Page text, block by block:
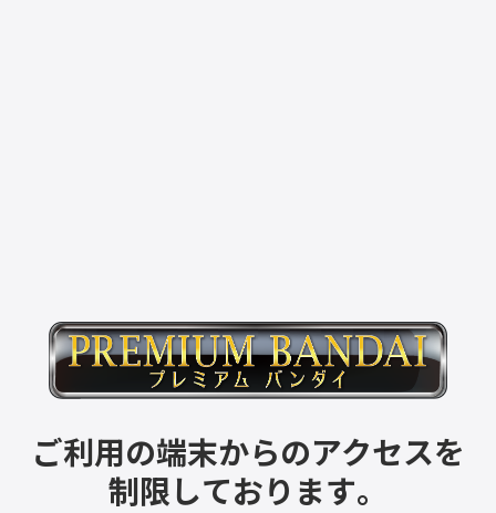
ご利用の端末からのアクセスを
制限しております。